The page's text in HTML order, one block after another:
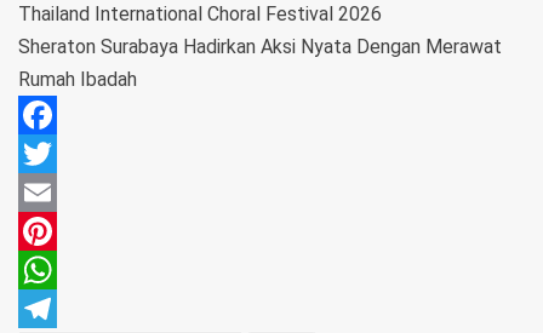
Thailand International Choral Festival 2026
Sheraton Surabaya Hadirkan Aksi Nyata Dengan Merawat
Rumah Ibadah
Facebook
Twitter
Email
Pinterest
WhatsApp